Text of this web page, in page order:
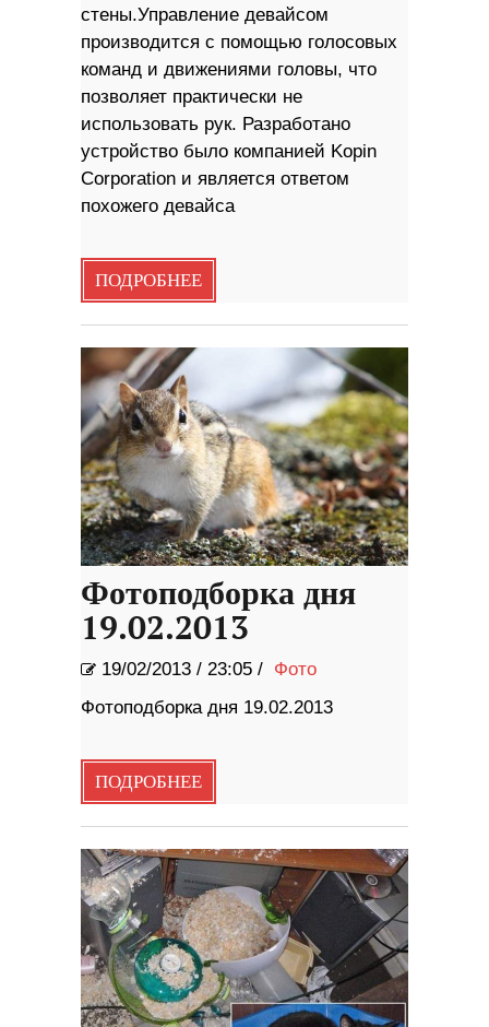
стены.Управление девайсом
производится с помощью голосовых
команд и движениями головы, что
позволяет практически не
использовать рук. Разработано
устройство было компанией Kopin
Corporation и является ответом
похожего девайса
ПОДРОБНЕЕ
Фотоподборка дня
19.02.2013
19/02/2013 / 23:05 / Фото
Фотоподборка дня 19.02.2013
ПОДРОБНЕЕ